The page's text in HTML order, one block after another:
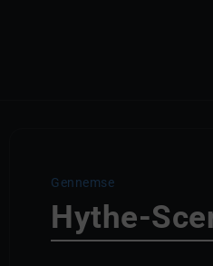
Gennemse
Hythe-